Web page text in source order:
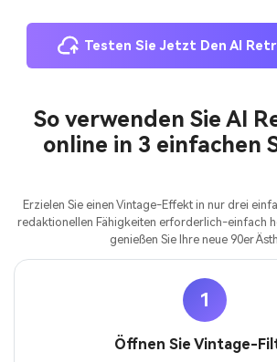
Testen Sie Jetzt Den AI
So verwenden Sie AI
online in 3 einfachen
Erzielen Sie einen Vintage-Effekt in nur drei
redaktionellen Fähigkeiten erforderlich-einfach
genießen Sie Ihre neue 90er
1
Öffnen Sie Vintage-